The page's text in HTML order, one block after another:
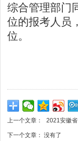
综合管理部门
位的报考人员
位。
上一个文章： 2021安徽
下一个文章： 没有了